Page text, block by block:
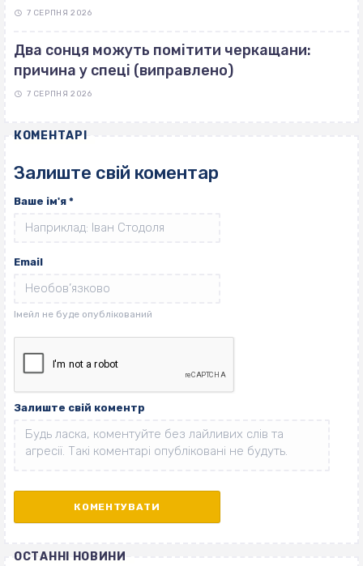
7 СЕРПНЯ 2026
Два сонця можуть помітити черкащани:
причина у спеці (виправлено)
7 СЕРПНЯ 2026
КОМЕНТАРІ
Залиште свій коментар
Ваше ім'я *
Email
Залиште свій коментр
ОСТАННІ НОВИНИ